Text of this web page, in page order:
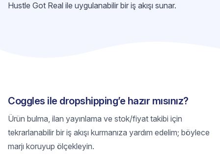
Hustle Got Real ile uygulanabilir bir iş akışı sunar.
Coggles ile dropshipping’e hazır mısınız?
Ürün bulma, ilan yayınlama ve stok/fiyat takibi için
tekrarlanabilir bir iş akışı kurmanıza yardım edelim; böylece
marjı koruyup ölçekleyin.